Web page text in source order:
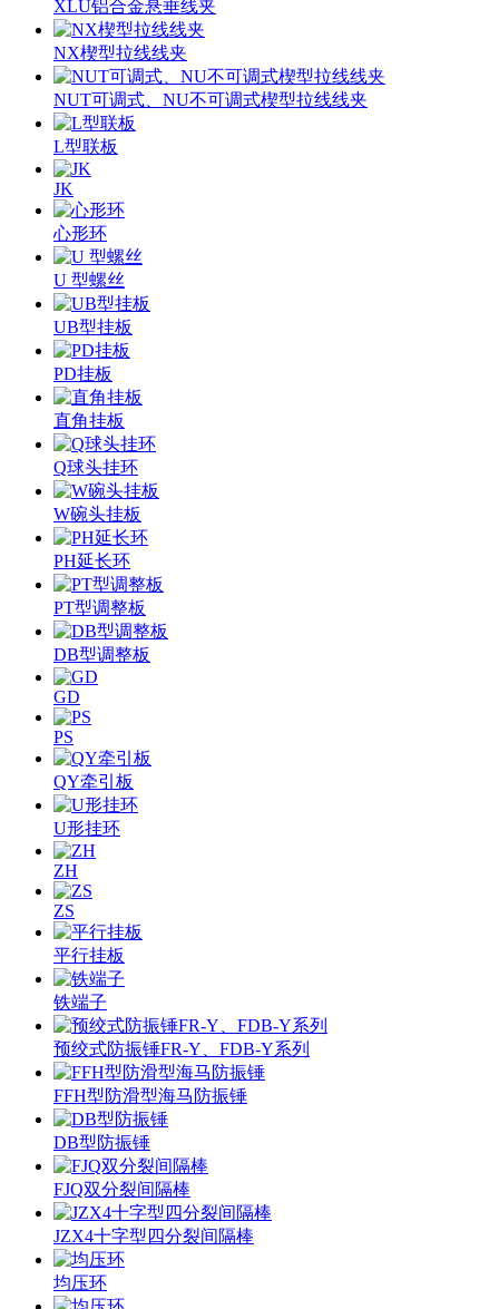
XLU铝合金悬垂线夹
NX楔型拉线线夹
NUT可调式、NU不可调式楔型拉线线夹
L型联板
JK
心形环
U 型螺丝
UB型挂板
PD挂板
直角挂板
Q球头挂环
W碗头挂板
PH延长环
PT型调整板
DB型调整板
GD
PS
QY牵引板
U形挂环
ZH
ZS
平行挂板
铁端子
预绞式防振锤FR-Y、FDB-Y系列
FFH型防滑型海马防振锤
DB型防振锤
FJQ双分裂间隔棒
JZX4十字型四分裂间隔棒
均压环